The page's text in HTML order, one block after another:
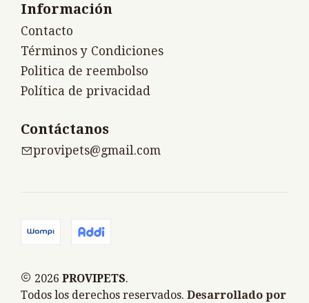
Información
Contacto
Términos y Condiciones
Politica de reembolso
Política de privacidad
Contáctanos
provipets@gmail.com
2026 PROVIPETS.
Todos los derechos reservados. Desarrollado por